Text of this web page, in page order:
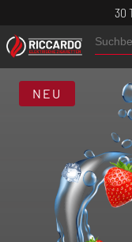
30
NEU